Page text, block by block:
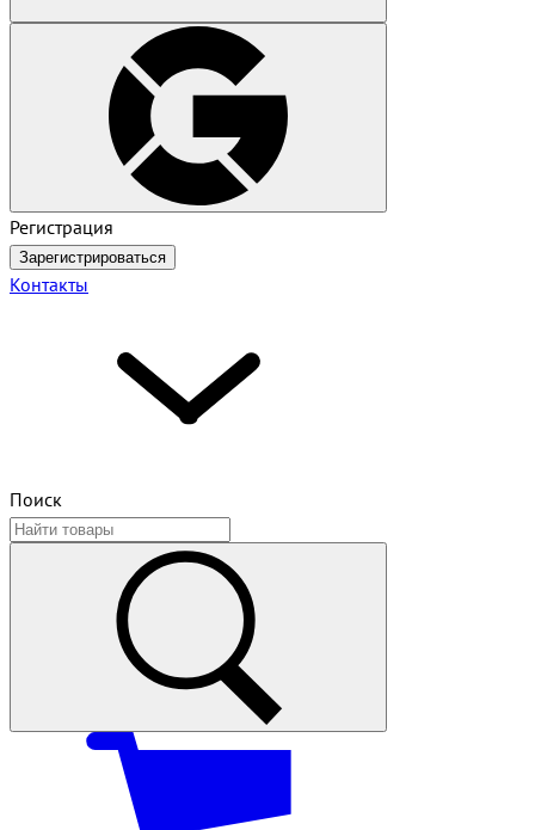
Регистрация
Зарегистрироваться
Контакты
Поиск